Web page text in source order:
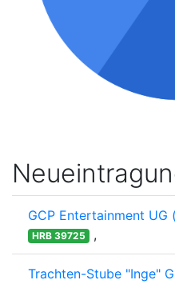
GCP Entertainment
HRB 39725 ,
Trachten-Stube "Inge"